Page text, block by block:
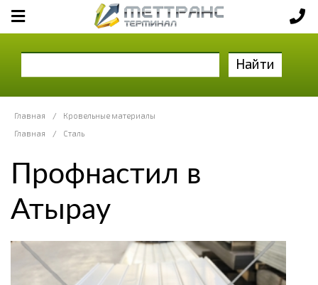
Найти
Главная /
Кровельные материалы
Главная
/ Сталь
Профнастил в
Атырау